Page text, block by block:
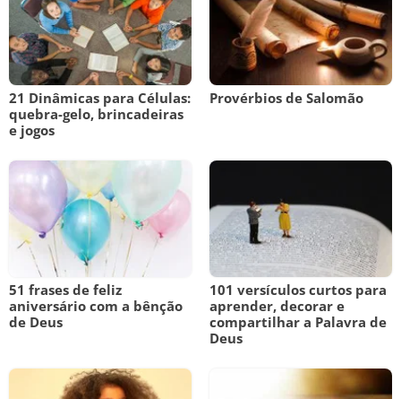
21 Dinâmicas para Células:
quebra-gelo, brincadeiras
e jogos
Provérbios de Salomão
51 frases de feliz
aniversário com a bênção
de Deus
101 versículos curtos para
aprender, decorar e
compartilhar a Palavra de
Deus